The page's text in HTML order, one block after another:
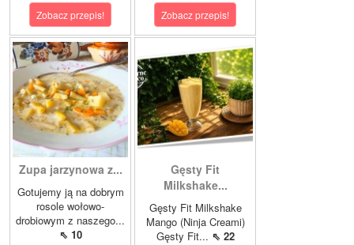
Zobacz przepis! Zobacz przepis!
Zupa jarzynowa z...
Gotujemy ją na dobrym
rosole wołowo-
drobiowym z naszego...
⇖ 10
Gęsty Fit
Milkshake...
Gęsty Fit Milkshake
Mango (Ninja Creami)
Gęsty Fit... ⇖ 22